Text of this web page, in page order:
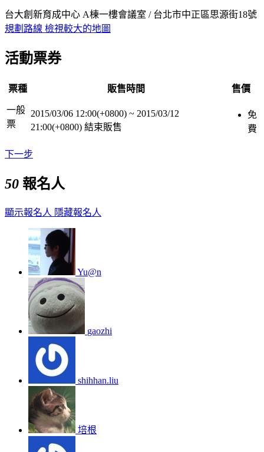
台大創新育成中心 A棟一樓會議室 / 台北市中正區思源街18號
規劃路線 檢視較大的地圖
活動票券
票種 販售時間 售價
一般
票
2015/03/06 12:00(+0800) ~ 2015/03/12
21:00(+0800) 結束販售
免
費
下一步
50 報名人
顯示報名人 隱藏報名人
Yu@n
gaozhi
shihhan.liu
培根